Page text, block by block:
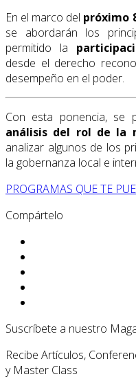
En el marco del próximo
se abordarán los
permitido la
desde el derecho
desempeño en el poder.
Con esta ponencia, se
análisis del rol de la
analizar algunos de los
la gobernanza local e
PROGRAMAS QUE TE
Compártelo
Suscríbete a nuestro
Recibe Artículos,
y Master Class